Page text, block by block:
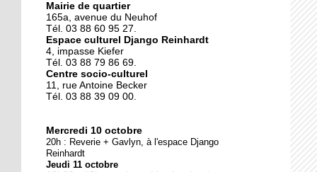
Le vrac s'invite au Neuhof
11 octobre 2018
Les petites filles
chaussent leurs
10 octobre 2018
Nouveau look pour une
nouvelle mairie
Mairie de quartier
165a, avenue du Neuhof
Tél. 03 88 60 95 27.
Espace culturel Django Reinhardt
4, impasse Kiefer
Tél. 03 88 79 86 69.
Centre socio-culturel
11, rue Antoine Becker
Tél. 03 88 39 09 00.
Mercredi 10 octobre
20h : Reverie + Gavlyn, à l'espace Django
Reinhardt
Jeudi 11 octobre